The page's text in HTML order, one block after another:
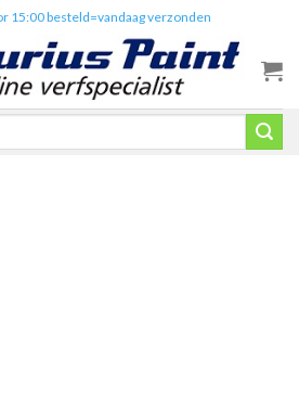
15:00 besteld=vandaag verzonden